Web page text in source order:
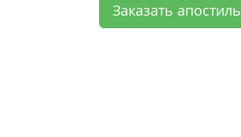
Заказать апостиль